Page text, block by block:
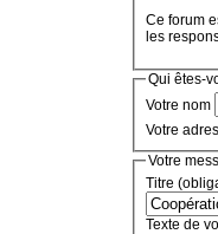
Ce forum
les
Qui êtes-
Votre nom
Votre
Votre
Titre
Texte de